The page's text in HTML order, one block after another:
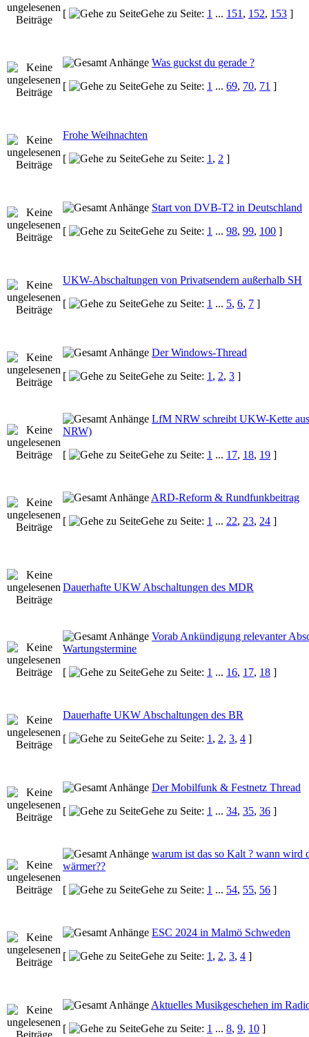
[
Gehe zu Seite: 1 ... 151 , 152, 153 ]
Was guckst du gerade ?
[
Gehe zu Seite: 1 ... 69, 70, 71 ]
Frohe Weihnachten
[
Gehe zu Seite: 1 , 2 ]
Start von DVB-T2 in Deutschland
[
Gehe zu Seite: 1 ... 98, 99, 100 ]
UKW-Abschaltungen von Privatsendern außerhalb SH
[
Gehe zu Seite: 1 ... 5, 6, 7 ]
Der Windows-Thread
[
Gehe zu Seite: 1 , 2, 3 ]
LfM NRW schreibt UKW-Kette
NRW)
[
Gehe zu Seite: 1 ... 17, 18, 19 ]
ARD-Reform & Rundfunkbeitrag
[
Gehe zu Seite: 1 ... 22, 23, 24 ]
Dauerhafte UKW Abschaltungen des MDR
Vorab Ankündigung relevanter
Wartungstermine
[
Gehe zu Seite: 1 ... 16, 17, 18 ]
Dauerhafte UKW Abschaltungen des BR
[
Gehe zu Seite: 1 , 2, 3, 4 ]
Der Mobilfunk & Festnetz Thread
[
Gehe zu Seite: 1 ... 34, 35, 36 ]
warum ist das so Kalt ? wann wird
wärmer??
[
Gehe zu Seite: 1 ... 54, 55, 56 ]
ESC 2024 in Malmö Schweden
[
Gehe zu Seite: 1 , 2, 3, 4 ]
Aktuelles Musikgeschehen im
[
Gehe zu Seite: 1 ... 8, 9, 10 ]